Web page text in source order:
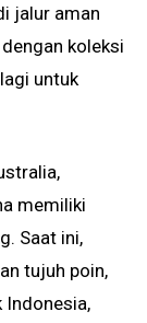
jalur aman
koleksi
untuk
memiliki
Saat ini,
tujuh poin,
Indonesia,